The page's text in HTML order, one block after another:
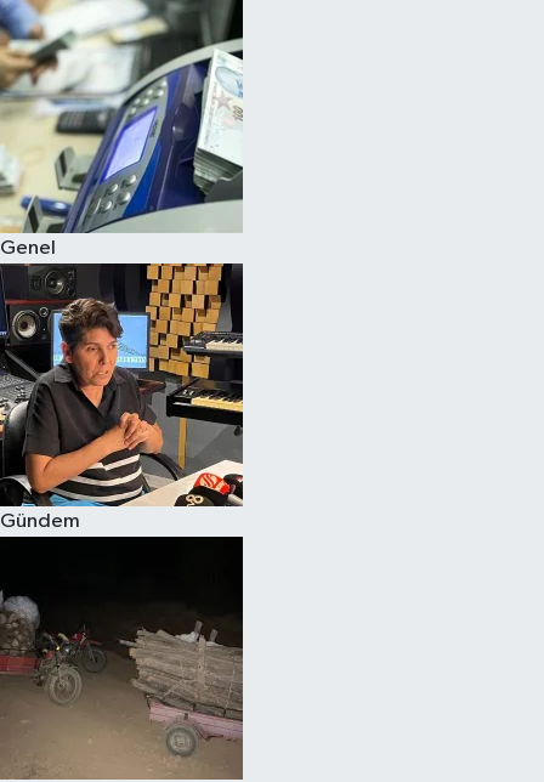
Genel
Gündem
Spor
Teknoloji
Yaşam